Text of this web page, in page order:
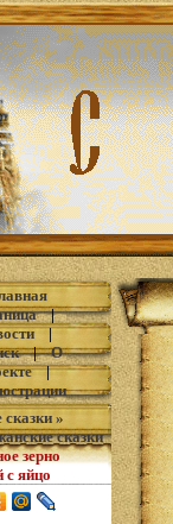
|
|
|О
|
»
сказки
зерно
с яйцо